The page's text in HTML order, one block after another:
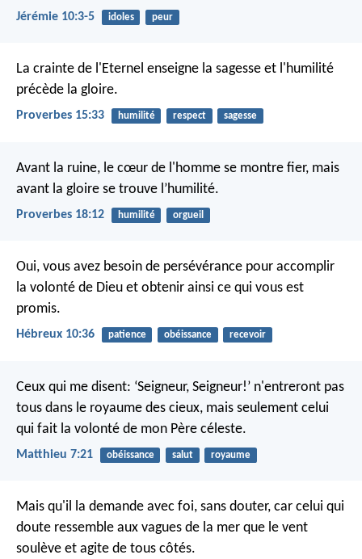
Jérémie 10:3-5 idoles peur
La crainte de l'Eternel enseigne la sagesse et l'humilité
précède la gloire.
Proverbes 15:33 humilité respect sagesse
Avant la ruine, le cœur de l'homme se montre fier, mais
avant la gloire se trouve l’humilité.
Proverbes 18:12 humilité orgueil
Oui, vous avez besoin de persévérance pour accomplir
la volonté de Dieu et obtenir ainsi ce qui vous est
promis.
Hébreux 10:36 patience obéissance recevoir
Ceux qui me disent: ‘Seigneur, Seigneur!’ n'entreront pas
tous dans le royaume des cieux, mais seulement celui
qui fait la volonté de mon Père céleste.
Matthieu 7:21 obéissance salut royaume
Mais qu'il la demande avec foi, sans douter, car celui qui
doute ressemble aux vagues de la mer que le vent
soulève et agite de tous côtés.